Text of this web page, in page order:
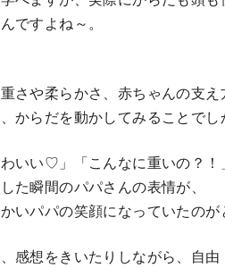
ですよね～。
さや柔らかさ、赤ちゃんの支え
からだを動かしてみることで
わいい♡」「こんなに重いの？
た瞬間のパパさんの表情が、
いパパの笑顔になっていたのが
感想をきいたりしながら、自由